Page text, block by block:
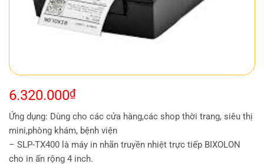
6.320.000₫
Ứng dụng: Dùng cho các cửa hàng,các shop thời trang, siêu thị
mini,phòng khám, bệnh viện
– SLP-TX400 là máy in nhãn truyền nhiệt trực tiếp BIXOLON
cho in ấn rộng 4 inch.